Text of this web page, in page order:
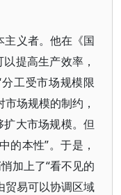
主义者。他在《国
提高生产效率，
工受市场规模限
场规模的制约，
大市场规模。但
的本性”。于是，
加上了“看不见的
贸易可以协调区域